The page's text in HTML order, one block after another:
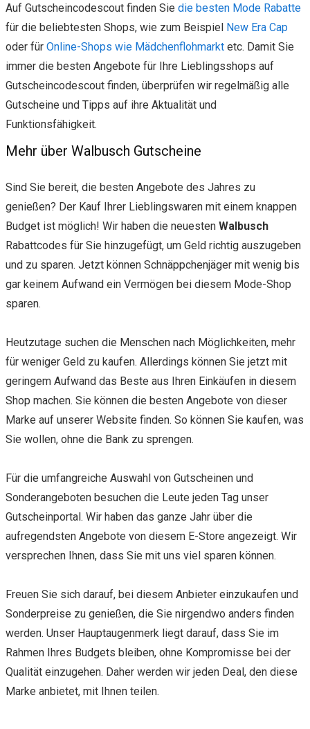
Auf Gutscheincodescout finden Sie die besten Mode Rabatte
für die beliebtesten Shops, wie zum Beispiel New Era Cap
oder für Online-Shops wie Mädchenflohmarkt etc. Damit Sie
immer die besten Angebote für Ihre Lieblingsshops auf
Gutscheincodescout finden, überprüfen wir regelmäßig alle
Gutscheine und Tipps auf ihre Aktualität und
Funktionsfähigkeit.
Mehr über Walbusch Gutscheine
Sind Sie bereit, die besten Angebote des Jahres zu
genießen? Der Kauf Ihrer Lieblingswaren mit einem knappen
Budget ist möglich! Wir haben die neuesten Walbusch
Rabattcodes für Sie hinzugefügt, um Geld richtig auszugeben
und zu sparen. Jetzt können Schnäppchenjäger mit wenig bis
gar keinem Aufwand ein Vermögen bei diesem Mode-Shop
sparen.
Heutzutage suchen die Menschen nach Möglichkeiten, mehr
für weniger Geld zu kaufen. Allerdings können Sie jetzt mit
geringem Aufwand das Beste aus Ihren Einkäufen in diesem
Shop machen. Sie können die besten Angebote von dieser
Marke auf unserer Website finden. So können Sie kaufen, was
Sie wollen, ohne die Bank zu sprengen.
Für die umfangreiche Auswahl von Gutscheinen und
Sonderangeboten besuchen die Leute jeden Tag unser
Gutscheinportal. Wir haben das ganze Jahr über die
aufregendsten Angebote von diesem E-Store angezeigt. Wir
versprechen Ihnen, dass Sie mit uns viel sparen können.
Freuen Sie sich darauf, bei diesem Anbieter einzukaufen und
Sonderpreise zu genießen, die Sie nirgendwo anders finden
werden. Unser Hauptaugenmerk liegt darauf, dass Sie im
Rahmen Ihres Budgets bleiben, ohne Kompromisse bei der
Qualität einzugehen. Daher werden wir jeden Deal, den diese
Marke anbietet, mit Ihnen teilen.